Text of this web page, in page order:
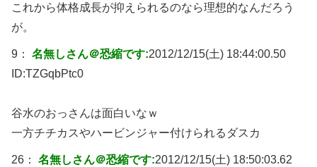
これから体格成長が抑えられるのなら理想的なんだろう
が。
9： 名無しさん＠恐縮です:2012/12/15(土) 18:44:00.50
ID:TZGqbPtc0
谷水のおっさんは面白いなｗ
一方チチカスやハービンジャー付けられるダスカ
26： 名無しさん＠恐縮です:2012/12/15(土) 18:50:03.62